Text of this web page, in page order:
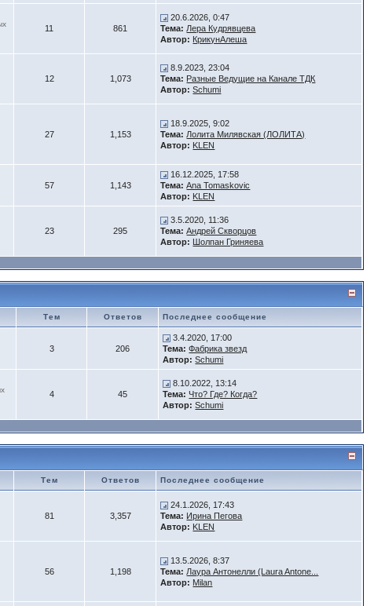
11 861
20.6.2026, 0:47
Тема: Лера Кудрявцева
Автор: КрикунАлеша
12 1,073
8.9.2023, 23:04
Тема: Разные Ведущие на Канале ТДК
Автор: Schumi
27 1,153
18.9.2025, 9:02
Тема: Лолита Милявская (ЛОЛИТА)
Автор: KLEN
57 1,143
16.12.2025, 17:58
Тема: Ana Tomaskovic
Автор: KLEN
23 295
3.5.2020, 11:36
Тема: Андрей Скворцов
Автор:
Шолпан Гриняева
Тем Ответов Последнее сообщение
3 206
3.4.2020, 17:00
Тема: Фабрика звезд
Автор: Schumi
4 45
8.10.2022, 13:14
Тема: Что? Где? Когда?
Автор: Schumi
Тем Ответов Последнее сообщение
81 3,357
24.1.2026, 17:43
Тема: Ирина Пегова
Автор: KLEN
56 1,198
13.5.2026, 8:37
Тема: Лаура Антонелли (Laura Antone...
Автор: Milan